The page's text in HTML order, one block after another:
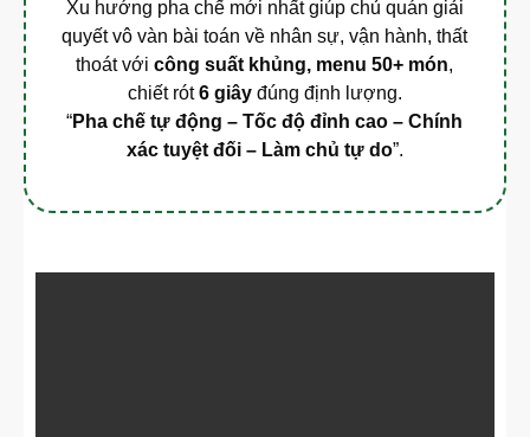
Xu hướng pha chế mới nhất giúp chủ quán giải
quyết vô vàn bài toán về nhân sự, vận hành, thất
thoát với công suất khủng, menu 50+ món,
chiết rót6 giâyđúng định lượng.
“Pha chế tự động – Tốc độ đỉnh cao – Chính
xác tuyệt đối – Làm chủ tự do”.